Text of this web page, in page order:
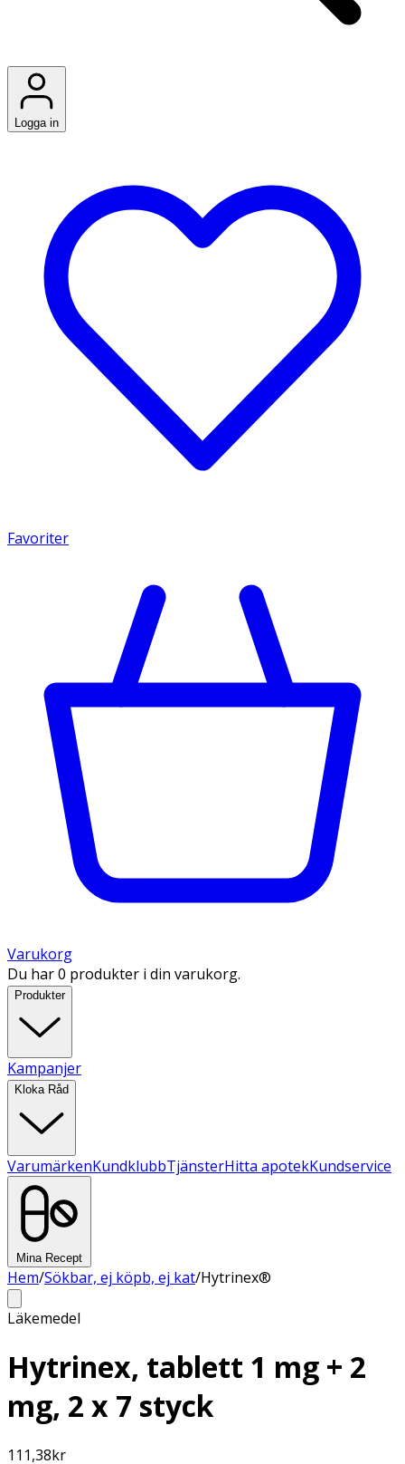
Logga in
Favoriter
Varukorg
Du har 0 produkter i din varukorg.
Produkter
Kampanjer
Kloka Råd
VarumärkenKundklubbTjänsterHitta apotekKundservice
Mina Recept
Hem/Sökbar, ej köpb, ej kat/Hytrinex®
Läkemedel
Hytrinex, tablett 1 mg + 2
mg, 2 x 7 styck
111,38kr